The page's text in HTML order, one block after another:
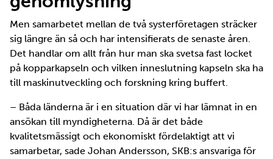
Men samarbetet mellan de två systerföretagen sträcker
sig längre än så och har intensifierats de senaste åren.
Det handlar om allt från hur man ska svetsa fast locket
på kopparkapseln och vilken inneslutning kapseln ska ha
till maskinutveckling och forskning kring buffert.
– Båda länderna är i en situation där vi har lämnat in en
ansökan till myndigheterna. Då är det både
kvalitetsmässigt och ekonomiskt fördelaktigt att vi
samarbetar, sade Johan Andersson, SKB:s ansvariga för